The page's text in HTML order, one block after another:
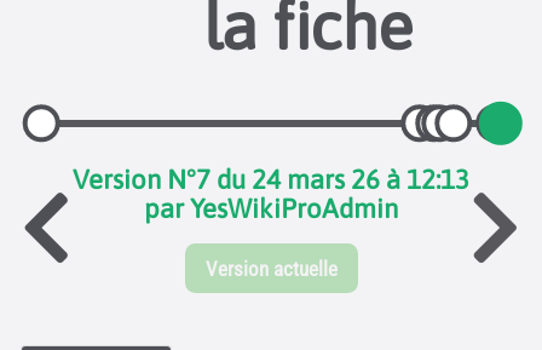
la fiche
Version N°7 du 24 mars 26 à 12:13
par YesWikiProAdmin
Version actuelle